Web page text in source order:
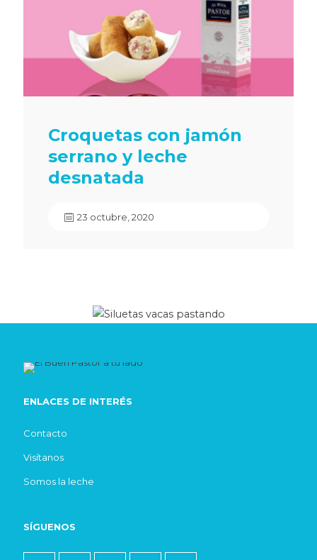
Croquetas con jamón
serrano y leche
desnatada
23 octubre, 2020
ENLACES DE INTERÉS
Contacto
Visítanos
Somos la leche
SÍGUENOS